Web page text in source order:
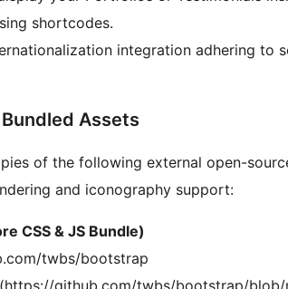
shortcodes.
integration adhering to
Assets
of the following external open-
and iconography support:
CSS & JS Bundle)
twbs/bootstrap